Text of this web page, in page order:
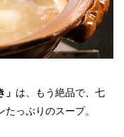
は、もう絶品で、七
っぷりのスープ。